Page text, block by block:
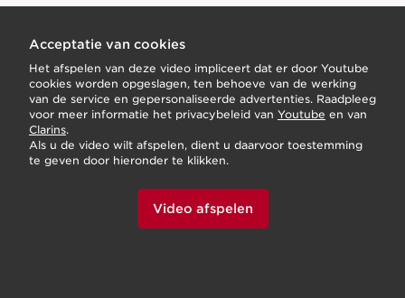
Acceptatie van cookies
Het afspelen van deze video impliceert dat er door Youtube
cookies worden opgeslagen, ten behoeve van de werking
van de service en gepersonaliseerde advertenties. Raadpleeg
voor meer informatie het privacybeleid van Youtube en van
Clarins.
Als u de video wilt afspelen, dient u daarvoor toestemming
te geven door hieronder te klikken.
Video afspelen